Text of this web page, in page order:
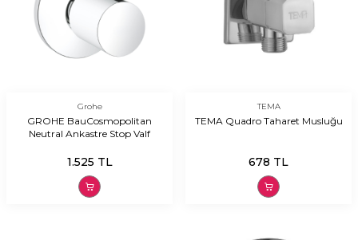
Grohe
GROHE BauCosmopolitan
Neutral Ankastre Stop Valf
1.525 TL
TEMA
TEMA Quadro Taharet Musluğu
678 TL